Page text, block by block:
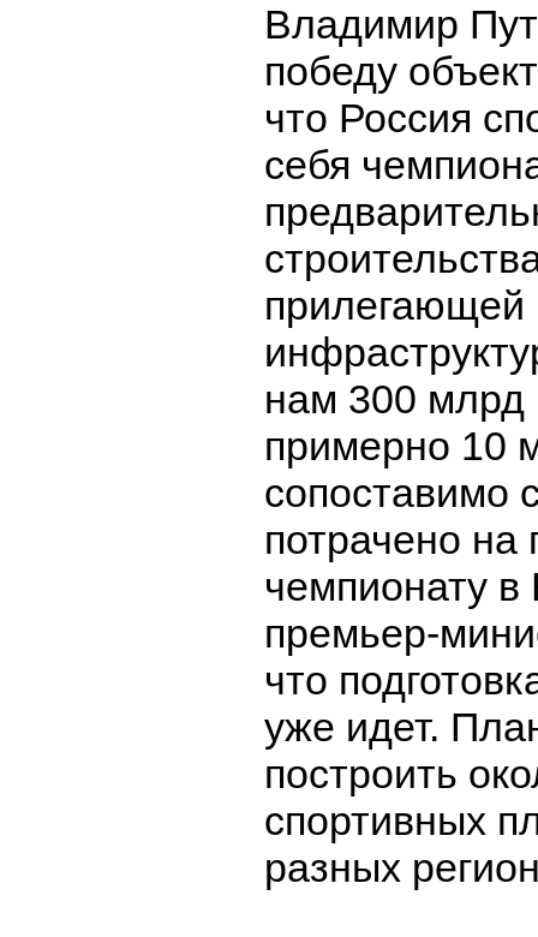
Владимир
победу
что Россия
себя
прилегающей
нам 300 млрд
примерно 10
сопоставимо
потрачено на
чемпионату
премьер-
что
уже идет.
построить
спортивных
разных